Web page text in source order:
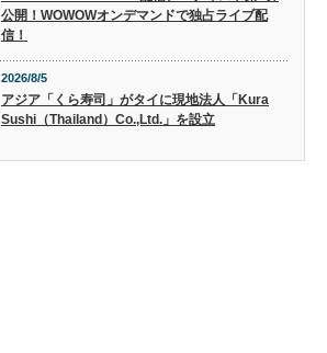
公開！WOWOWオンデマンドで独占ライブ配
信！
2026/8/5
アジア「くら寿司」がタイに現地法人「Kura
Sushi（Thailand）Co.,Ltd.」を設立